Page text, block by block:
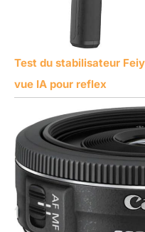
Test du stabilisateur
vue IA pour reflex